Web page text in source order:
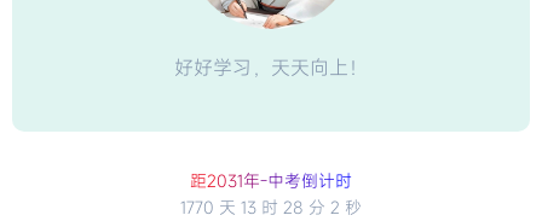
好好学习，天天向上！
距2031年-中考倒计时
1770 天 13 时 28 分 2 秒